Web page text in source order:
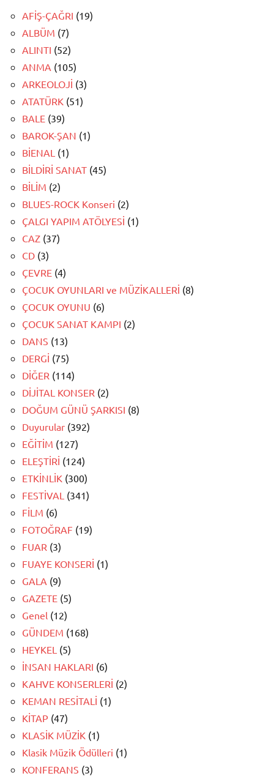
AFİŞ-ÇAĞRI (19)
ALBÜM (7)
ALINTI (52)
ANMA (105)
ARKEOLOJİ (3)
ATATÜRK (51)
BALE (39)
BAROK-ŞAN (1)
BİENAL (1)
BİLDİRİ SANAT (45)
BİLİM (2)
BLUES-ROCK Konseri (2)
ÇALGI YAPIM ATÖLYESİ (1)
CAZ (37)
CD (3)
ÇEVRE (4)
ÇOCUK OYUNLARI ve MÜZİKALLERİ (8)
ÇOCUK OYUNU (6)
ÇOCUK SANAT KAMPI (2)
DANS (13)
DERGİ (75)
DİĞER (114)
DİJİTAL KONSER (2)
DOĞUM GÜNÜ ŞARKISI (8)
Duyurular (392)
EĞİTİM (127)
ELEŞTİRİ (124)
ETKİNLİK (300)
FESTİVAL (341)
FİLM (6)
FOTOĞRAF (19)
FUAR (3)
FUAYE KONSERİ (1)
GALA (9)
GAZETE (5)
Genel (12)
GÜNDEM (168)
HEYKEL (5)
İNSAN HAKLARI (6)
KAHVE KONSERLERİ (2)
KEMAN RESİTALİ (1)
KİTAP (47)
KLASİK MÜZİK (1)
Klasik Müzik Ödülleri (1)
KONFERANS (3)